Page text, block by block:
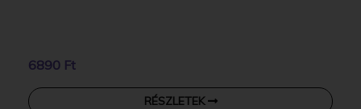
6890 Ft
RÉSZLETEK